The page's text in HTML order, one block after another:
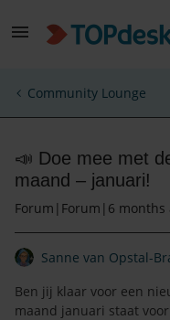
Community Lounge
📣 Doe mee met
maand – januari!
Forum|Forum|6 months
Sanne van Opstal-
Ben jij klaar voor een
maand januari staat